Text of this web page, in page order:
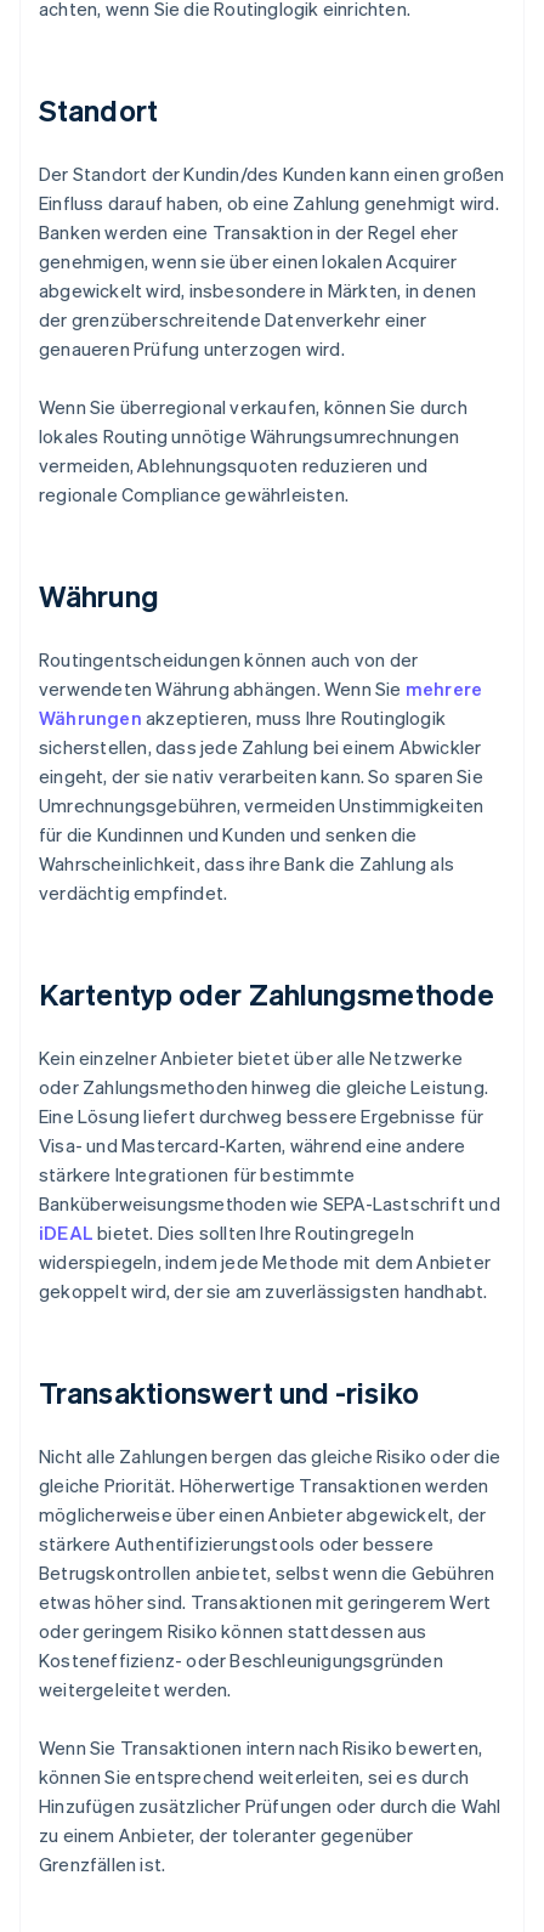
achten, wenn Sie die Routinglogik einrichten.
Standort
Der Standort der Kundin/des Kunden kann einen großen
Einfluss darauf haben, ob eine Zahlung genehmigt wird.
Banken werden eine Transaktion in der Regel eher
genehmigen, wenn sie über einen lokalen Acquirer
abgewickelt wird, insbesondere in Märkten, in denen
der grenzüberschreitende Datenverkehr einer
genaueren Prüfung unterzogen wird.
Wenn Sie überregional verkaufen, können Sie durch
lokales Routing unnötige Währungsumrechnungen
vermeiden, Ablehnungsquoten reduzieren und
regionale Compliance gewährleisten.
Währung
Routingentscheidungen können auch von der
verwendeten Währung abhängen. Wenn Sie mehrere
Währungen akzeptieren, muss Ihre Routinglogik
sicherstellen, dass jede Zahlung bei einem Abwickler
eingeht, der sie nativ verarbeiten kann. So sparen Sie
Umrechnungsgebühren, vermeiden Unstimmigkeiten
für die Kundinnen und Kunden und senken die
Wahrscheinlichkeit, dass ihre Bank die Zahlung als
verdächtig empfindet.
Kartentyp oder Zahlungsmethode
Kein einzelner Anbieter bietet über alle Netzwerke
oder Zahlungsmethoden hinweg die gleiche Leistung.
Eine Lösung liefert durchweg bessere Ergebnisse für
Visa- und Mastercard-Karten, während eine andere
stärkere Integrationen für bestimmte
Banküberweisungsmethoden wie SEPA-Lastschrift und
iDEAL bietet. Dies sollten Ihre Routingregeln
widerspiegeln, indem jede Methode mit dem Anbieter
gekoppelt wird, der sie am zuverlässigsten handhabt.
Transaktionswert und -risiko
Nicht alle Zahlungen bergen das gleiche Risiko oder die
gleiche Priorität. Höherwertige Transaktionen werden
möglicherweise über einen Anbieter abgewickelt, der
stärkere Authentifizierungstools oder bessere
Betrugskontrollen anbietet, selbst wenn die Gebühren
etwas höher sind. Transaktionen mit geringerem Wert
oder geringem Risiko können stattdessen aus
Kosteneffizienz- oder Beschleunigungsgründen
weitergeleitet werden.
Wenn Sie Transaktionen intern nach Risiko bewerten,
können Sie entsprechend weiterleiten, sei es durch
Hinzufügen zusätzlicher Prüfungen oder durch die Wahl
zu einem Anbieter, der toleranter gegenüber
Grenzfällen ist.